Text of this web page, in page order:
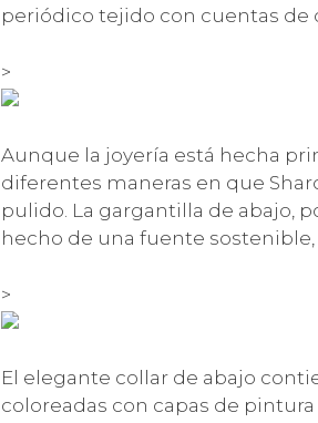
periódico tejido con cuentas de
>
Aunque la joyería está hecha
diferentes maneras en que
pulido. La gargantilla de abajo,
hecho de una fuente
>
El elegante collar de abajo
coloreadas con capas de pintura